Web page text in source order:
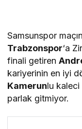
Samsunspor
Trabzonspor‘a
finali getiren
kariyerinin en iyi
Kamerunlu
parlak gitmiyor.